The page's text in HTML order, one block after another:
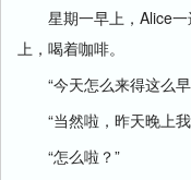
星期一早上，Alice一
上，喝着咖啡。
“今天怎么来得这么早
“当然啦，昨天晚上我
“怎么啦？”